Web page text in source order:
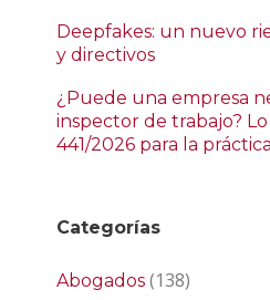
Deepfakes: un nuevo
y directivos
¿Puede una empresa
inspector de trabajo?
441/2026 para la
Categorías
Abogados (138)